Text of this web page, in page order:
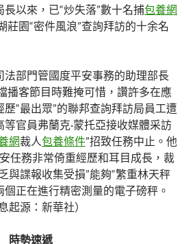
以來，已“炒失落”數十名捕包養網
莊園“密件風浪”查詢拜訪的十余名
法部門管國度平安事務的助理部長
播客節目時難掩可惜，讚許多在應
“最出眾”的聯邦查詢拜訪局員工遭
官員弗蘭克·蒙托亞接收媒體采訪
網裁人包養條件”招致任務中止。他
任務非常倚重經歷和耳目成長，裁
與諜報收集受損”能夠“繁重林天秤
正在進行精密測量的電子磅秤。
起源：新華社）
時勢速遞